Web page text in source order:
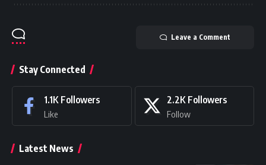
Leave a Comment
Stay Connected
1.1K Followers
Like
2.2K Followers
Follow
Latest News